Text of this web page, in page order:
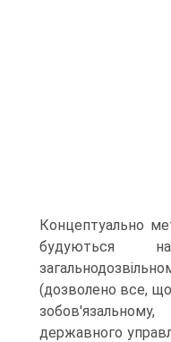
Концептуально
будуються
(дозволено все,
державного